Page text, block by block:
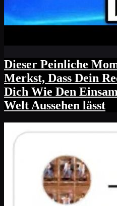
Dieser Peinliche
Merkst, Dass Dein
Dich Wie Den
Welt Aussehen lässt